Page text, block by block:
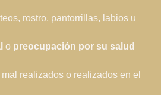
rostro, pantorrillas, labios u
o preocupación por su salud
realizados o realizados en el